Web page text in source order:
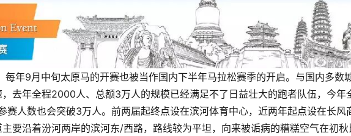
年9月中旬太原马的开赛也被当作国内下半年马拉松赛季的开启。与国内多数
去年全程2000人、总额3万人的规模已经满足不了日益壮大的跑者队伍，今年
赛人数也会突破3万人。前两届起终点设在滨河体育中心，近两年起点设在长风
要沿着汾河两岸的滨河东/西路，路线较为平坦，向来被诟病的糟糕空气在初秋